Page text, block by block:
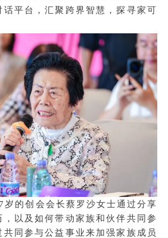
平台，汇聚跨界智慧，探寻家可
岁的创会会长蔡罗沙女士通过分享
，以及如何带动家族和伙伴共同参
同参与公益事业来加强家族成员